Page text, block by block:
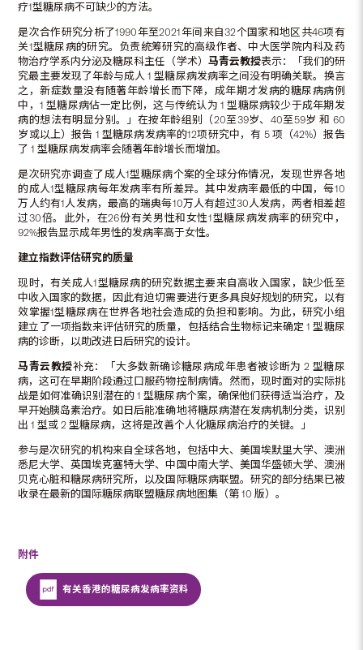
疗1型糖尿病不可缺少的方法。
是次合作研究分析了1990年至2021年间来自32个国家和地区共46项有
关1型糖尿病的研究。负责统筹研究的高级作者、中大医学院内科及药
物治疗学系内分泌及糖尿科主任（学术） 马青云教授表示：「我们的研
究最主要发现了年龄与成人 1 型糖尿病发病率之间没有明确关联。换言
之，新症数量没有随著年龄增长而下降，成年期才发病的糖尿病病例
中，1 型糖尿病佔一定比例，这与传统认为 1 型糖尿病较少于成年期发
病的想法有明显分别。」在按年龄组别（20至39岁、40至59岁 和 60
岁或以上）报告 1 型糖尿病发病率的12项研究中，有 5 项（42%）报告
了 1 型糖尿病发病率会随著年龄增长而增加。
是次研究亦调查了成人1型糖尿病个案的全球分佈情况，发现世界各地
的成人1型糖尿病每年发病率有所差异。其中发病率最低的中国，每10
万人约有1人发病，最高的瑞典每10万人有超过30人发病，两者相差超
过30倍。此外，在26份有关男性和女性1型糖尿病发病率的研究中，
92%报告显示成年男性的发病率高于女性。
建立指数评估研究的质量
现时，有关成人1型糖尿病的研究数据主要来自高收入国家，缺少低至
中收入国家的数据，因此有迫切需要进行更多具良好规划的研究，以有
效掌握1型糖尿病在世界各地社会造成的负担和影响。为此，研究小组
建立了一项指数来评估研究的质量，包括结合生物标记来确定 1 型糖尿
病的诊断，以助改进日后研究的设计。
马青云教授补充：「大多数新确诊糖尿病成年患者被诊断为 2 型糖尿
病，这可在早期阶段通过口服药物控制病情。然而，现时面对的实际挑
战是如何准确识别潜在的 1 型糖尿病个案，确保他们获得适当治疗，及
早开始胰岛素治疗。如日后能准确地将糖尿病潜在发病机制分类，识别
出 1 型或 2 型糖尿病，这将是改善个人化糖尿病治疗的关键。」
参与是次研究的机构来自全球各地，包括中大、美国埃默里大学、澳洲
悉尼大学、英国埃克塞特大学、中国中南大学、美国华盛顿大学、澳洲
贝克心脏和糖尿病研究所，以及国际糖尿病联盟。研究的部分结果已被
收录在最新的国际糖尿病联盟糖尿病地图集（第 10 版）。
附件
有关香港的糖尿病发病率资料